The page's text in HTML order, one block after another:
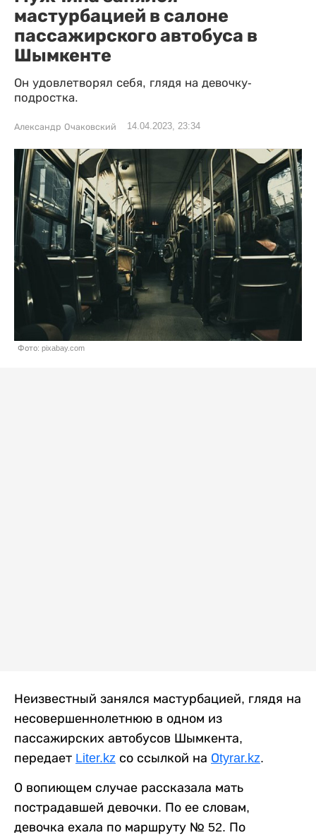
мастурбацией в салоне
пассажирского автобуса в
Шымкенте
Он удовлетворял себя, глядя на девочку-
подростка.
Александр Очаковский 14.04.2023, 23:34
Фото: pixabay.com
Неизвестный занялся мастурбацией, глядя на
несовершеннолетнюю в одном из
пассажирских автобусов Шымкента,
передает Liter.kz со ссылкой на Оtyrar.kz.
О вопиющем случае рассказала мать
пострадавшей девочки. По ее словам,
девочка ехала по маршруту № 52. По